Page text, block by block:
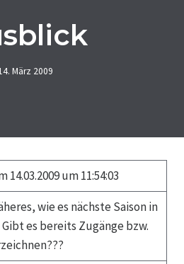
März 2009
14.03.2009 um 11:54:03
wie es nächste Saison in
es bereits Zugänge bzw.